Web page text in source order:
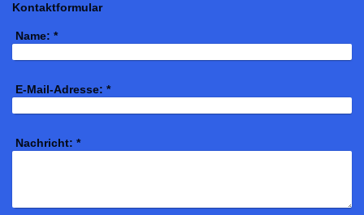
Kontaktformular
Name: *
E-Mail-Adresse: *
Nachricht: *